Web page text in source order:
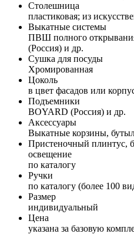
Столешница
пластиковая; из
Выкатные системы
ПВШ полного
(Россия) и др.
Сушка для посуды
Хромированная
Цоколь
в цвет фасадов или
Подъемники
BOYARD (Россия) и др.
Аксессуары
Выкатные корзины,
Пристеночный плинтус,
освещение
по каталогу
Ручки
по каталогу (более 100
Размер
индивидуальный
Цена
указана за базовую